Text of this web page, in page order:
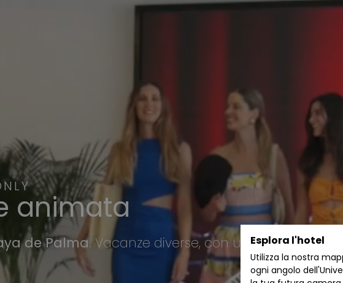
animata
de Palma. Vacanze diverse, con un ritmo speciale...